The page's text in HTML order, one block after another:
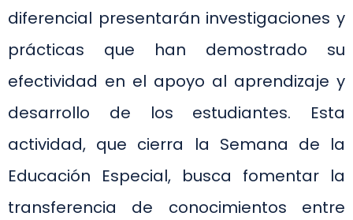
diferencial presentarán investigaciones y
prácticas que han demostrado su
efectividad en el apoyo al aprendizaje y
desarrollo de los estudiantes. Esta
actividad, que cierra la Semana de la
Educación Especial, busca fomentar la
transferencia de conocimientos entre